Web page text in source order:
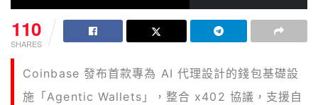
110
SHARES
Coinbase 發布首款專為 AI 代理設計的錢包基礎設
施「Agentic Wallets」，整合 x402 協議，支援自